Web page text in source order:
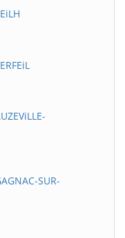
SUR-